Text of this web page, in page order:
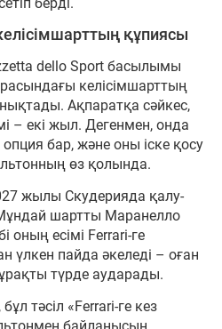
құпиясы
dello Sport басылымы
келісімшарттың
Ақпаратқа сәйкес,
– екі жыл. Дегенмен, онда
бар, және оны іске қосу
өз қолында.
жылы Скудерияда қалу-
шартты Маранелло
оның есімі Ferrari-ге
үлкен пайда әкеледі – оған
түрде аударады.
тәсіл «Ferrari-ге кез